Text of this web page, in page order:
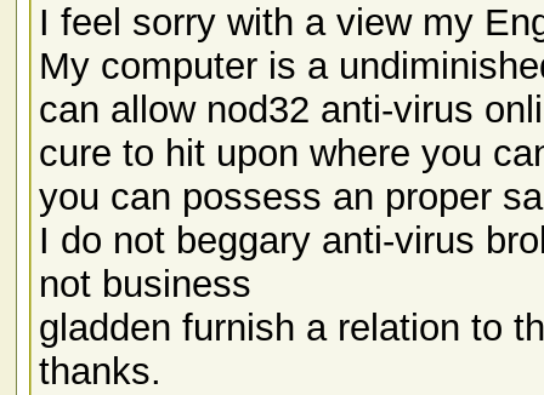
I feel sorry with a view my
My computer is a
can allow nod32 anti-virus
cure to hit upon where you
you can possess an proper
I do not beggary anti-virus
not business
gladden furnish a relation to
thanks.